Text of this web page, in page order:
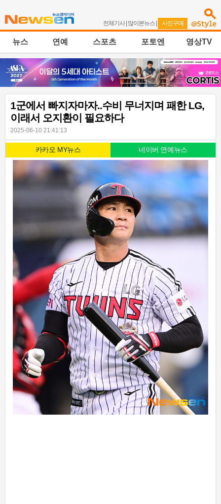
전체기사| 많이본뉴스 | 사진구매
뉴스 연예 스포츠 포토엔 영상TV
1군에서 빠지자마자..수비 무너지며 패한 LG,
이래서 오지환이 필요하다
2025-06-10 21:41:13
카카오 MY뉴스 네이버 연예뉴스